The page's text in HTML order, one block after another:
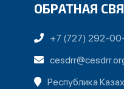
ОБРАТНАЯ
+7 (727) 292-
Республика